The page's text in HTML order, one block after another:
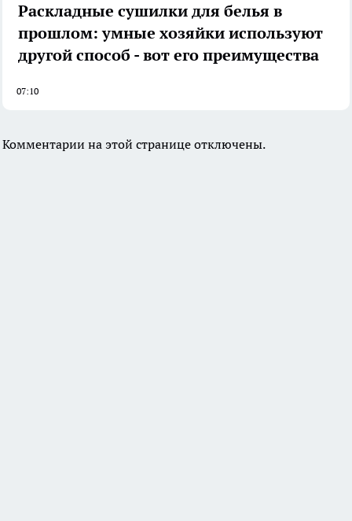
Раскладные сушилки для белья в
прошлом: умные хозяйки используют
другой способ - вот его преимущества
07:10
Комментарии на этой странице отключены.